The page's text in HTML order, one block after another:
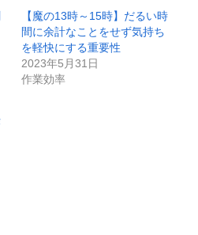
【魔の13時～15時】だるい時
間に余計なことをせず気持ち
を軽快にする重要性
2023年5月31日
作業効率